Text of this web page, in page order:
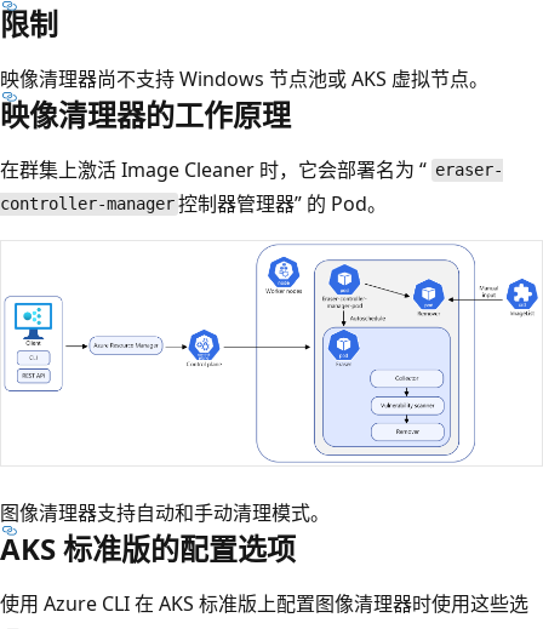
限制
映像清理器尚不支持 Windows 节点池或 AKS 虚拟节点。
映像清理器的工作原理
在群集上激活 Image Cleaner 时，它会部署名为 “ eraser-
controller-manager控制器管理器” 的 Pod。
图像清理器支持自动和手动清理模式。
AKS 标准版的配置选项
使用 Azure CLI 在 AKS 标准版上配置图像清理器时使用这些选